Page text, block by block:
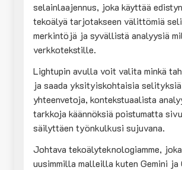
selainlaajennus, joka käyttää
tekoälyä tarjotakseen välittömiä
merkintöjä ja syvällistä analyysiä
verkkotekstille.
Lightupin avulla voit valita minkä
ja saada yksityiskohtaisia
yhteenvetoja, kontekstuaalista
tarkkoja käännöksiä poistumatta
säilyttäen työnkulkusi sujuvana.
Johtava tekoälyteknologiamme,
uusimmilla malleilla kuten Gemini ja